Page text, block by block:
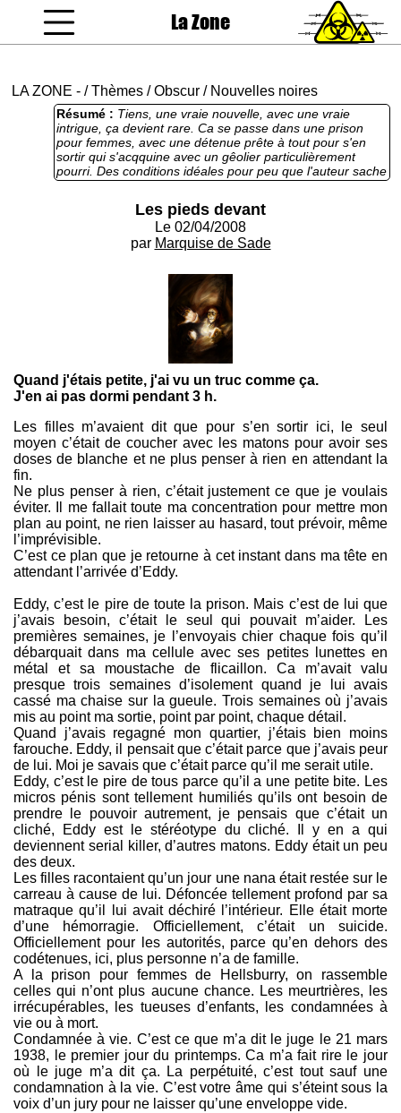
La Zone
LA ZONE - /Thèmes /Obscur / Nouvelles noires
Résumé : Tiens, une vraie nouvelle, avec une vraie
intrigue, ça devient rare. Ca se passe dans une prison
pour femmes, avec une détenue prête à tout pour s'en
sortir qui s'acqquine avec un gêolier particulièrement
pourri. Des conditions idéales pour peu que l'auteur sache
mener sa barque. Et c'est une réussite. C'est bien
brutalité crade pour nous tenir en haleine. Excellent.
Les pieds devant
Le 02/04/2008
par Marquise de Sade
Quand j'étais petite, j'ai vu un truc comme ça.
J'en ai pas dormi pendant 3 h.
Les filles m’avaient dit que pour s’en sortir ici, le seul
moyen c’était de coucher avec les matons pour avoir ses
doses de blanche et ne plus penser à rien en attendant la
fin.
Ne plus penser à rien, c’était justement ce que je voulais
éviter. Il me fallait toute ma concentration pour mettre mon
plan au point, ne rien laisser au hasard, tout prévoir, même
l’imprévisible.
C’est ce plan que je retourne à cet instant dans ma tête en
attendant l’arrivée d’Eddy.
Eddy, c’est le pire de toute la prison. Mais c’est de lui que
j’avais besoin, c’était le seul qui pouvait m’aider. Les
premières semaines, je l’envoyais chier chaque fois qu’il
débarquait dans ma cellule avec ses petites lunettes en
métal et sa moustache de flicaillon. Ca m’avait valu
presque trois semaines d’isolement quand je lui avais
cassé ma chaise sur la gueule. Trois semaines où j’avais
mis au point ma sortie, point par point, chaque détail.
Quand j’avais regagné mon quartier, j’étais bien moins
farouche. Eddy, il pensait que c’était parce que j’avais peur
de lui. Moi je savais que c’était parce qu’il me serait utile.
Eddy, c’est le pire de tous parce qu’il a une petite bite. Les
micros pénis sont tellement humiliés qu’ils ont besoin de
prendre le pouvoir autrement, je pensais que c’était un
cliché, Eddy est le stéréotype du cliché. Il y en a qui
deviennent serial killer, d’autres matons. Eddy était un peu
des deux.
Les filles racontaient qu’un jour une nana était restée sur le
carreau à cause de lui. Défoncée tellement profond par sa
matraque qu’il lui avait déchiré l’intérieur. Elle était morte
d’une hémorragie. Officiellement, c’était un suicide.
Officiellement pour les autorités, parce qu’en dehors des
codétenues, ici, plus personne n’a de famille.
A la prison pour femmes de Hellsburry, on rassemble
celles qui n’ont plus aucune chance. Les meurtrières, les
irrécupérables, les tueuses d’enfants, les condamnées à
vie ou à mort.
Condamnée à vie. C’est ce que m’a dit le juge le 21 mars
1938, le premier jour du printemps. Ca m’a fait rire le jour
où le juge m’a dit ça. La perpétuité, c’est tout sauf une
condamnation à la vie. C’est votre âme qui s’éteint sous la
voix d’un jury pour ne laisser qu’une enveloppe vide.